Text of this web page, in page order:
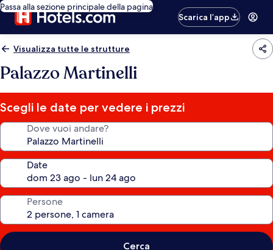
Passa alla sezione principale della pagina
Scarica l’app
Visualizza tutte le strutture
Palazzo Martinelli
Scegli le date per vedere i prezzi
Dove vuoi andare?
Date
Persone
Cerca